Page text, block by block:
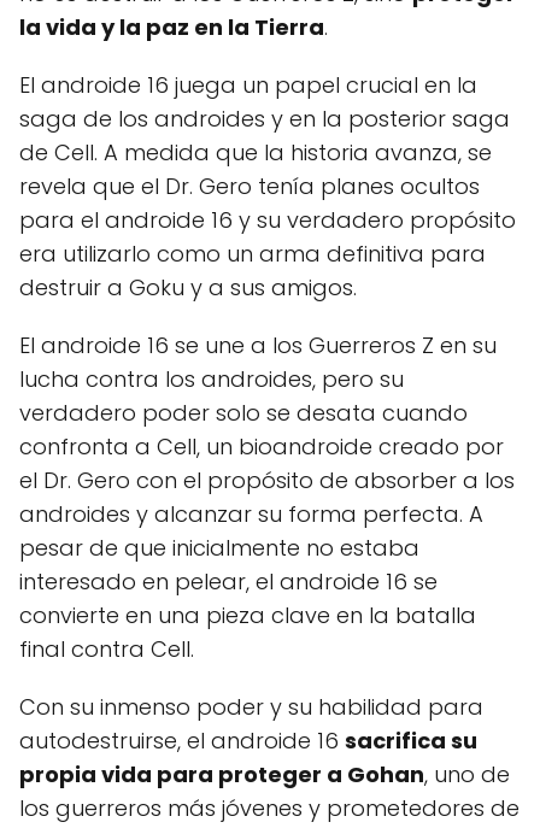
la vida y la paz en la Tierra.
El androide 16 juega un papel crucial en la
saga de los androides y en la posterior saga
de Cell. A medida que la historia avanza, se
revela que el Dr. Gero tenía planes ocultos
para el androide 16 y su verdadero propósito
era utilizarlo como un arma definitiva para
destruir a Goku y a sus amigos.
El androide 16 se une a los Guerreros Z en su
lucha contra los androides, pero su
verdadero poder solo se desata cuando
confronta a Cell, un bioandroide creado por
el Dr. Gero con el propósito de absorber a los
androides y alcanzar su forma perfecta. A
pesar de que inicialmente no estaba
interesado en pelear, el androide 16 se
convierte en una pieza clave en la batalla
final contra Cell.
Con su inmenso poder y su habilidad para
autodestruirse, el androide 16 sacrifica su
propia vida para proteger a Gohan, uno de
los guerreros más jóvenes y prometedores de